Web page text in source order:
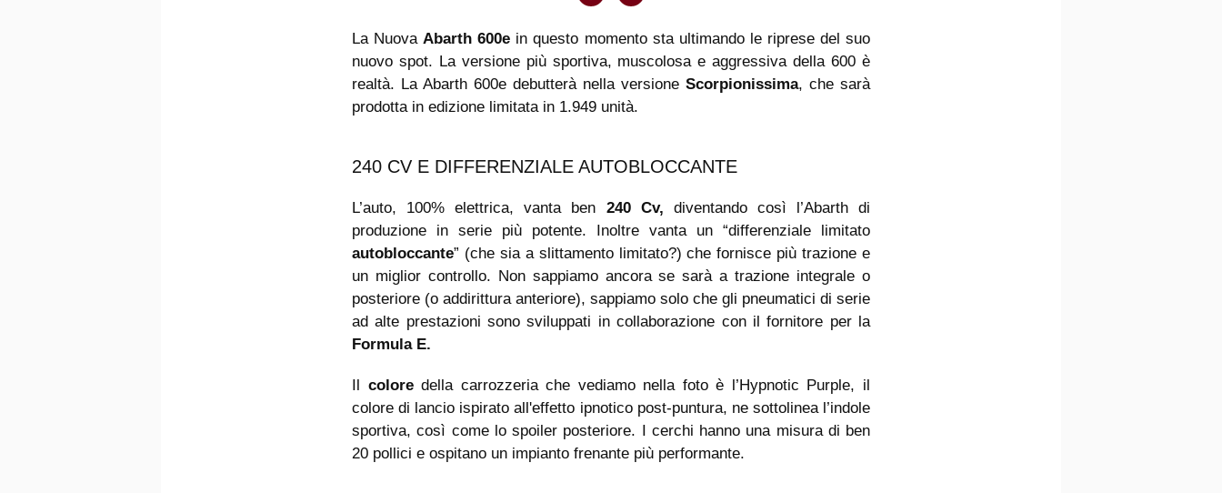
La NuovaAbarth 600e in questo momento sta ultimando le riprese del suo
nuovo spot. La versione più sportiva, muscolosa e aggressiva della 600 è
realtà. La Abarth 600e debutterà nella versione Scorpionissima, che sarà
prodotta in edizione limitata in 1.949 unità.
240 CV E DIFFERENZIALE AUTOBLOCCANTE
L’auto, 100% elettrica, vanta ben 240 Cv, diventando così l’Abarth di
produzione in serie più potente. Inoltre vanta un “differenziale limitato
autobloccante” (che sia a slittamento limitato?) che fornisce più trazione e
un miglior controllo. Non sappiamo ancora se sarà a trazione integrale o
posteriore (o addirittura anteriore), sappiamo solo che gli pneumatici di serie
ad alte prestazioni sono sviluppati in collaborazione con il fornitore per la
Formula E.
Il coloredella carrozzeria che vediamo nella foto è l’Hypnotic Purple, il
colore di lancio ispirato all'effetto ipnotico post-puntura, ne sottolinea l’indole
sportiva, così come lo spoiler posteriore. I cerchi hanno una misura di ben
20 pollici e ospitano un impianto frenante più performante.